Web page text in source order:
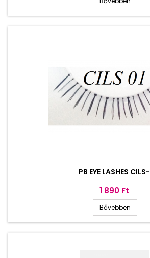
PB EYE LASHES CILS-
Ár
1 890 Ft
Bővebben